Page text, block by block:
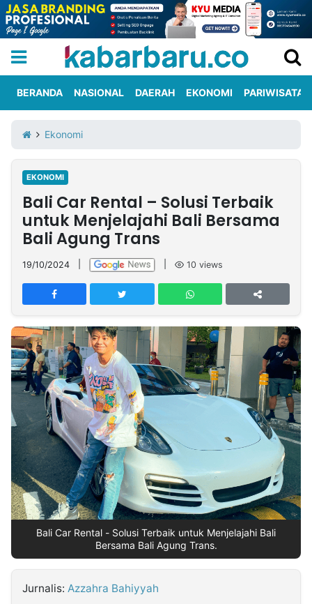
Iklan
Berita
Kami
Nasional
International
Olahraga
Entertainment
Daerah
Pariwisata
Kuliner
Kolom
Network
PT
TREETAN
INDONESIA
Partner
Insight
NTB
Suara
Time
Lens
IDN
Daily
Jogja
Jalan
Rakyat
Idealita
News
Kita
Notice
Dinamikapost.com
Radar
Baru
Seedbacklink
Follow
Kabarbaru
BERANDA NASIONAL DAERAH EKONOMI PARIWISATA
Ekonomi
EKONOMI
Bali Car Rental – Solusi Terbaik
untuk Menjelajahi Bali Bersama
Bali Agung Trans
19/10/2024 10 views
Bali Car Rental - Solusi Terbaik untuk Menjelajahi Bali
Bersama Bali Agung Trans.
Jurnalis: Azzahra Bahiyyah